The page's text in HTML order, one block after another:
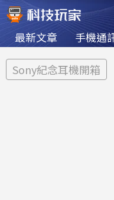
最新文章 手機通
Sony紀念耳機開箱